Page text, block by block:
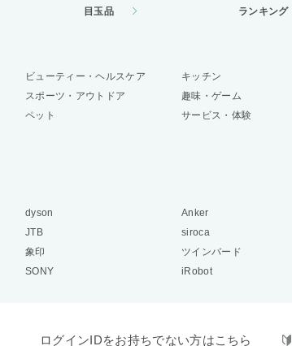
目玉品 ランキング
ビューティー・ヘルスケア キッチン
スポーツ・アウトドア 趣味・ゲーム
ペット サービス・体験
dyson Anker
JTB siroca
象印 ツインバード
SONY iRobot
ログインIDをお持ちでない方はこちら